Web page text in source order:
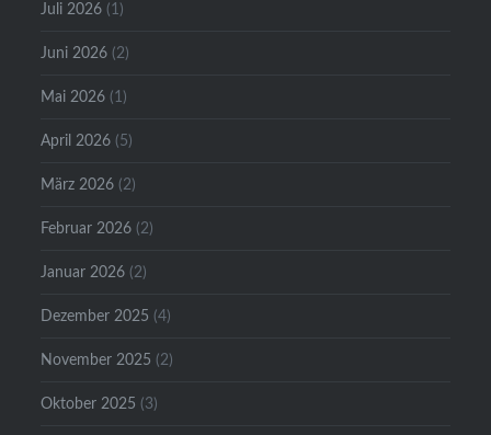
Juli 2026 (1)
Juni 2026 (2)
Mai 2026 (1)
April 2026 (5)
März 2026 (2)
Februar 2026 (2)
Januar 2026 (2)
Dezember 2025 (4)
November 2025 (2)
Oktober 2025 (3)